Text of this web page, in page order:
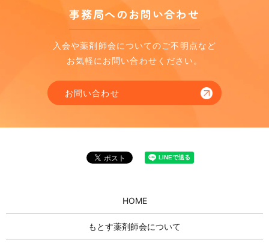
事務局へのお問い合わせ
入会や薬剤師会についてのご不明点など
お気軽にお問い合わせください。
お問い合わせ
HOME
もとす薬剤師会について